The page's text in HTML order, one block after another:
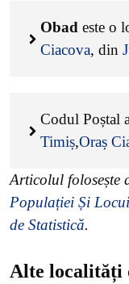
Obad este o
Ciacova, din
Codul Poștal
Timiș,Oraș
Articolul folosește
Populației Și
de Statistică.
Alte localități